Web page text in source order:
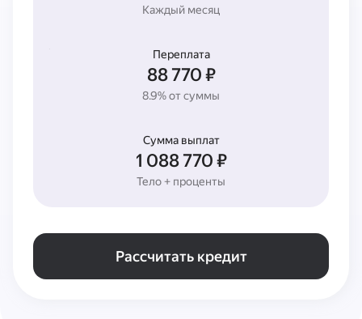
Каждый месяц
Переплата
88 770 ₽
8.9% от суммы
Сумма выплат
1 088 770 ₽
Тело + проценты
Рассчитать кредит